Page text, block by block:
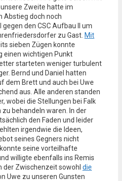
Zweite hatte im
Abstieg doch noch
den CSC Aufbau II um
zu Gast. Mit
sieben Zügen konnte
einen wichtigen Punkt
starteten weniger turbulent
Bernd und Daniel hatten
dem Brett und auch bei Uwe
aus. Alle anderen standen
wobei die Stellungen bei Falk
behandeln waren. In der
den Faden und leider
irgendwie die Ideen,
seines Gegners nicht
seine vorteilhafte
willigte ebenfalls ins Remis
der Zwischenzeit sowohl die
Uwe zu unseren Gunsten